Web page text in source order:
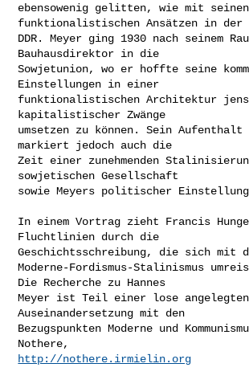
ebensowenig gelitten, wie mit seinen
funktionalistischen Ansätzen in der
DDR. Meyer ging 1930 nach seinem
Bauhausdirektor in die
Sowjetunion, wo er hoffte seine
Einstellungen in einer
funktionalistischen Architektur
kapitalistischer Zwänge
umsetzen zu können. Sein Aufenthalt
markiert jedoch auch die
Zeit einer zunehmenden
sowjetischen Gesellschaft
sowie Meyers politischer
In einem Vortrag zieht Francis
Fluchtlinien durch die
Geschichtsschreibung, die sich mit
Moderne-Fordismus-Stalinismus
Die Recherche zu Hannes
Meyer ist Teil einer lose angelegten
Auseinandersetzung mit den
Bezugspunkten Moderne und
http://nothere.irmielin.org